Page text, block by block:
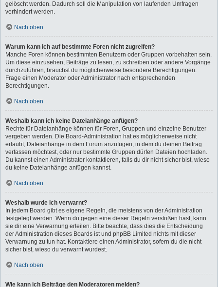
gelöscht werden. Dadurch soll die Manipulation von laufenden Umfragen
verhindert werden.
Nach oben
Warum kann ich auf bestimmte Foren nicht zugreifen?
Manche Foren können bestimmten Benutzern oder Gruppen vorbehalten sein.
Um diese einzusehen, Beiträge zu lesen, zu schreiben oder andere Vorgänge
durchzuführen, brauchst du möglicherweise besondere Berechtigungen.
Frage einen Moderator oder Administrator nach entsprechenden
Berechtigungen.
Nach oben
Weshalb kann ich keine Dateianhänge anfügen?
Rechte für Dateianhänge können für Foren, Gruppen und einzelne Benutzer
vergeben werden. Die Board-Administration hat es möglicherweise nicht
erlaubt, Dateianhänge in dem Forum anzufügen, in dem du deinen Beitrag
verfassen möchtest, oder nur bestimmte Gruppen dürfen Dateien hochladen.
Du kannst einen Administrator kontaktieren, falls du dir nicht sicher bist, wieso
du keine Dateianhänge anfügen kannst.
Nach oben
Weshalb wurde ich verwarnt?
In jedem Board gibt es eigene Regeln, die meistens von der Administration
festgelegt werden. Wenn du gegen eine dieser Regeln verstoßen hast, kann
sie dir eine Verwarnung erteilen. Bitte beachte, dass dies die Entscheidung
der Administration dieses Boards ist und phpBB Limited nichts mit dieser
Verwarnung zu tun hat. Kontaktiere einen Administrator, sofern du die nicht
sicher bist, wieso du verwarnt wurdest.
Nach oben
Wie kann ich Beiträge den Moderatoren melden?